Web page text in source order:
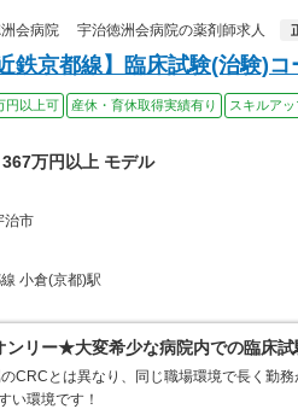
会病院 宇治徳洲会病院の薬剤師求人
鉄京都線】臨床試験(治験)
円以上可 産休・育休取得実績有り スキルアッ
367万円以上 モデル
治市
小倉(京都)駅
リー★大変希少な病院内での臨床試
CRCとは異なり、同じ職場環境で長く勤
い環境です！